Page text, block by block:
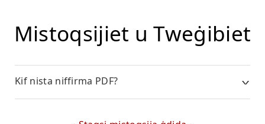
Mistoqsijiet u Tweġibiet
Kif nista niffirma PDF?